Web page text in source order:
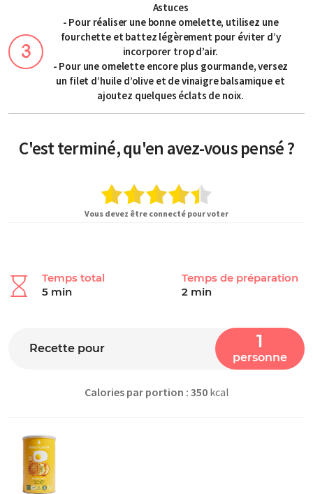
Astuces
- Pour réaliser une bonne omelette, utilisez une
fourchette et battez légèrement pour éviter d’y
incorporer trop d’air.
- Pour une omelette encore plus gourmande, versez
un filet d’huile d’olive et de vinaigre balsamique et
ajoutez quelques éclats de noix.
C'est terminé, qu'en avez-vous pensé ?
Vous devez être connecté pour voter
Temps total
5 min
Temps de préparation
2 min
Recette pour 1
personne
Calories par portion : 350kcal